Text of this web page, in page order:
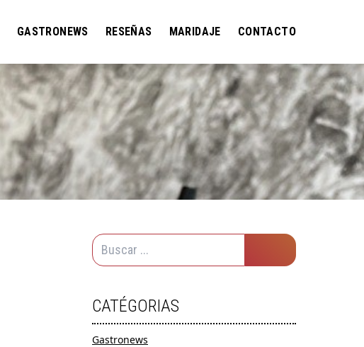
GASTRONEWS RESEÑAS MARIDAJE CONTACTO
CATÉGORIAS
Gastronews